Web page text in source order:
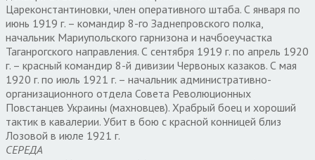
Цареконстантиновки, член оперативного штаба. С января по
июнь 1919 г. – командир 8-го Заднепровского полка,
начальник Мариупольского гарнизона и начбоеучастка
Таганрогского направления. С сентября 1919 г. по апрель 1920
г. – красный командир 8-й дивизии Червоных казаков. С мая
1920 г. по июль 1921 г. – начальник административно-
организационного отдела Совета Революционных
Повстанцев Украины (махновцев). Храбрый боец и хороший
тактик в кавалерии. Убит в бою с красной конницей близ
Лозовой в июле 1921 г.
СЕРЕДА